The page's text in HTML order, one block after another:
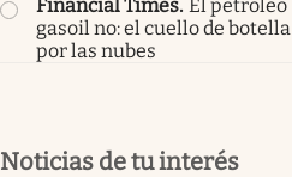
Financial Times. El petróleo
gasoil no: el cuello de
por las nubes
Noticias de tu interés